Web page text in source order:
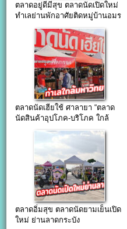
ตลาดอยู่ดีมีสุข ตลาดนัดเปิดใหม่
ทำเลย่านพักอาศัยติดหมู่บ้านอมร
ตลาดนัดเฮียใช้ ศาลายา “ตลาด
นัดสินค้าอุปโภค-บริโภค ใกล้
ตลาดอิ่มสุข ตลาดนัดยามเย็นเปิด
ใหม่ ย่านลาดกระบัง